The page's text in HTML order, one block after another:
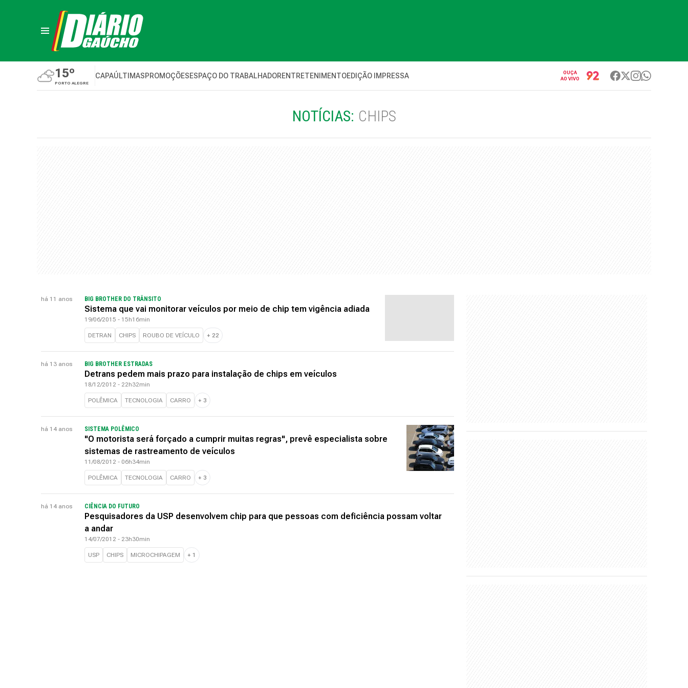
15º
PORTO ALEGRE
CAPAÚLTIMASPROMOÇÕESESPAÇO DO TRABALHADORENTRETENIMENTOEDIÇÃO IMPRESSA
OUÇA
AO VIVO
NOTÍCIAS: CHIPS
há 11 anos BIG BROTHER DO TRÂNSITO
Sistema que vai monitorar veículos por meio de chip tem vigência adiada
19/06/2015 - 15h16min
DETRAN CHIPS ROUBO DE VEÍCULO + 22
há 13 anos BIG BROTHER ESTRADAS
Detrans pedem mais prazo para instalação de chips em veículos
18/12/2012 - 22h32min
POLÊMICA TECNOLOGIA CARRO + 3
há 14 anos SISTEMA POLÊMICO
"O motorista será forçado a cumprir muitas regras", prevê especialista sobre
sistemas de rastreamento de veículos
11/08/2012 - 06h34min
POLÊMICA TECNOLOGIA CARRO + 3
há 14 anos CIÊNCIA DO FUTURO
Pesquisadores da USP desenvolvem chip para que pessoas com deficiência possam voltar
a andar
14/07/2012 - 23h30min
USP CHIPS MICROCHIPAGEM + 1